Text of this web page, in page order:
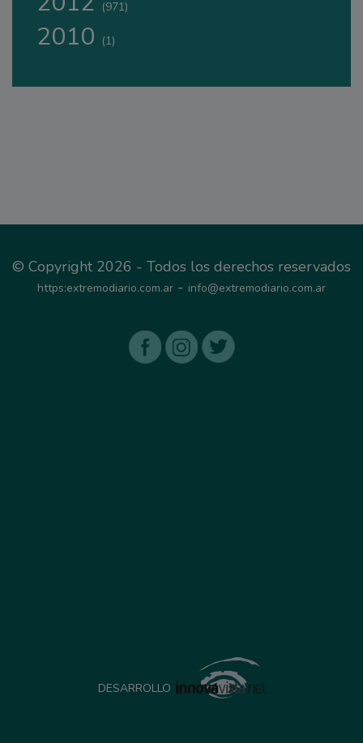
(971)
2010 (1)
© Copyright 2026 - Todos los derechos reservados
https:extremodiario.com.ar - info@extremodiario.com.ar
DESARROLLO